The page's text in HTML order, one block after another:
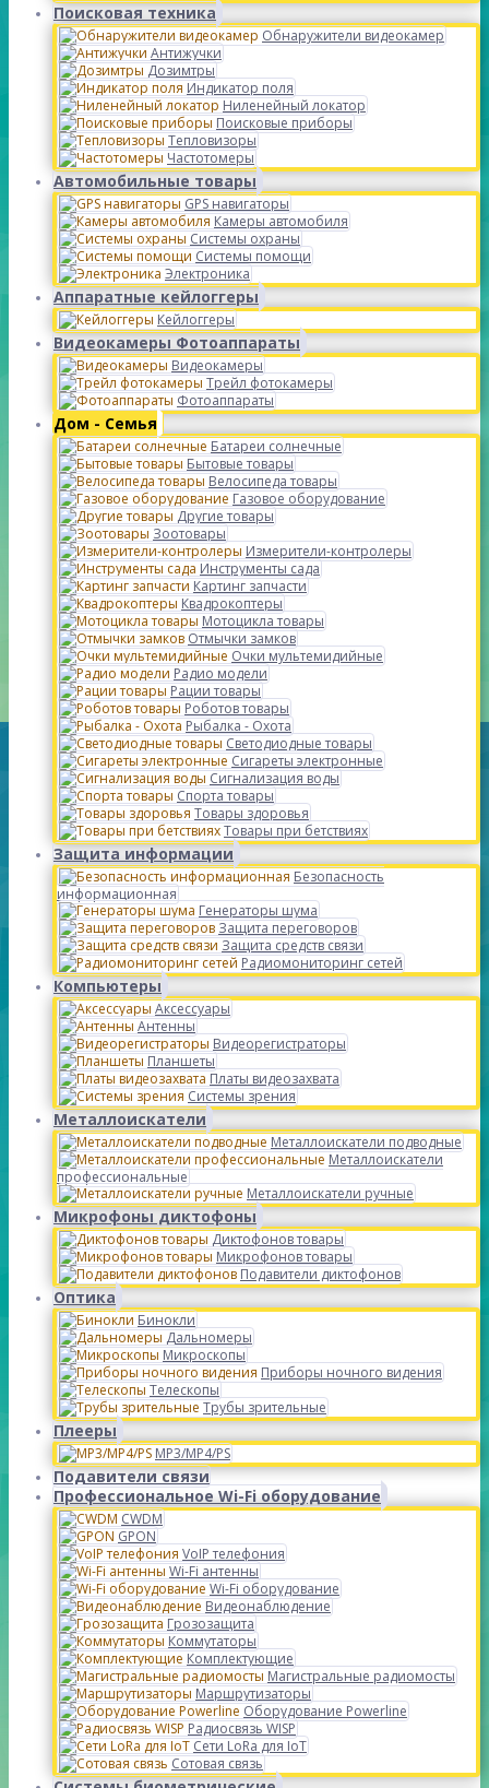
Поисковая техника
Обнаружители видеокамер
Антижучки
Дозимтры
Индикатор поля
Ниленейный локатор
Поисковые приборы
Тепловизоры
Частотомеры
Автомобильные товары
GPS навигаторы
Камеры автомобиля
Системы охраны
Системы помощи
Электроника
Аппаратные кейлоггеры
Кейлоггеры
Видеокамеры Фотоаппараты
Видеокамеры
Трейл фотокамеры
Фотоаппараты
Дом - Семья
Батареи солнечные
Бытовые товары
Велосипеда товары
Газовое оборудование
Другие товары
Зоотовары
Измерители-контролеры
Инструменты сада
Картинг запчасти
Квадрокоптеры
Мотоцикла товары
Отмычки замков
Очки мультемидийные
Радио модели
Рации товары
Роботов товары
Рыбалка - Охота
Светодиодные товары
Сигареты электронные
Сигнализация воды
Спорта товары
Товары здоровья
Товары при бетствиях
Защита информации
Безопасность
информационная
Генераторы шума
Защита переговоров
Защита средств связи
Радиомониторинг сетей
Компьютеры
Аксессуары
Антенны
Видеорегистраторы
Планшеты
Платы видеозахвата
Системы зрения
Металлоискатели
Металлоискатели подводные
Металлоискатели
профессиональные
Металлоискатели ручные
Микрофоны диктофоны
Диктофонов товары
Микрофонов товары
Подавители диктофонов
Оптика
Бинокли
Дальномеры
Микроскопы
Приборы ночного видения
Телескопы
Трубы зрительные
Плееры
MP3/MP4/PS
Подавители связи
Профессиональное Wi-Fi оборудование
CWDM
GPON
VoIP телефония
Wi-Fi антенны
Wi-Fi оборудование
Видеонаблюдение
Грозозащита
Коммутаторы
Комплектующие
Магистральные радиомосты
Маршрутизаторы
Оборудование Powerline
Радиосвязь WISP
Сети LoRa для IoT
Сотовая связь